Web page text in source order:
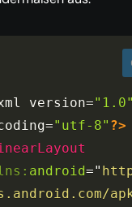
version="1.0"
="utf-8" ?>
android="